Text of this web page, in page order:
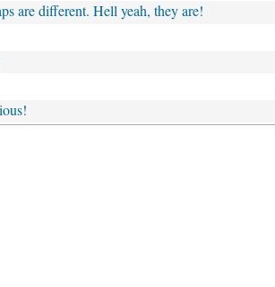
are different. Hell yeah, they are!